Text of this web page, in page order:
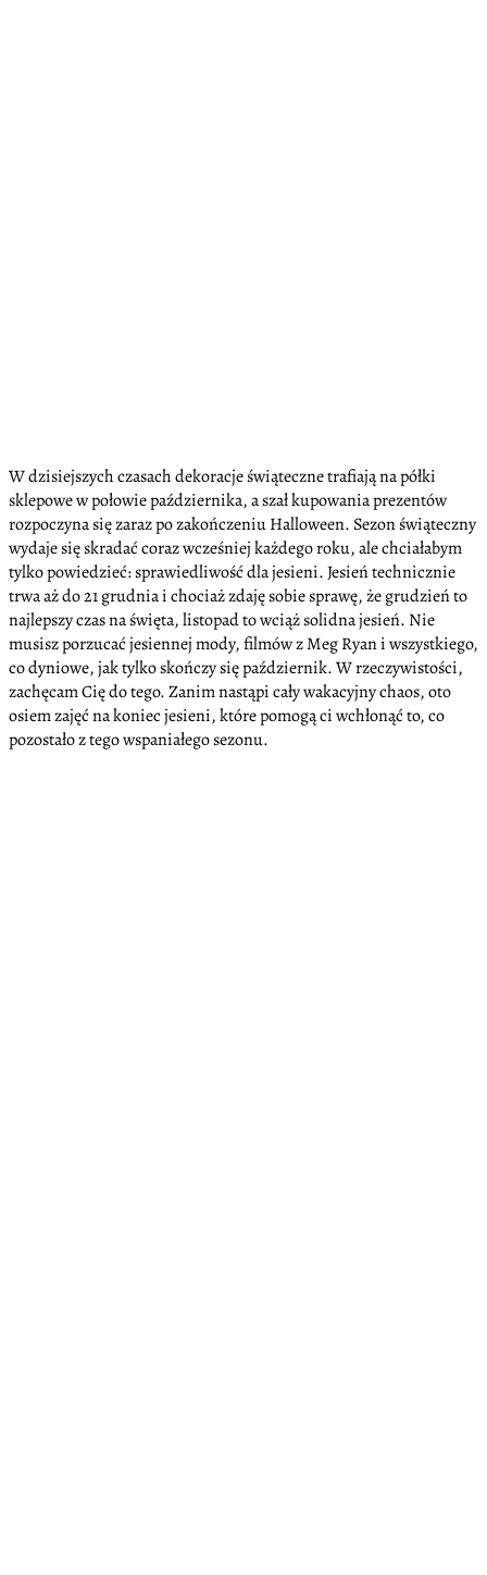
W dzisiejszych czasach dekoracje świąteczne trafiają na półki
sklepowe w połowie października, a szał kupowania prezentów
rozpoczyna się zaraz po zakończeniu Halloween. Sezon świąteczny
wydaje się skradać coraz wcześniej każdego roku, ale chciałabym
tylko powiedzieć: sprawiedliwość dla jesieni. Jesień technicznie
trwa aż do 21 grudnia i chociaż zdaję sobie sprawę, że grudzień to
najlepszy czas na święta, listopad to wciąż solidna jesień. Nie
musisz porzucać jesiennej mody, filmów z Meg Ryan i wszystkiego,
co dyniowe, jak tylko skończy się październik. W rzeczywistości,
zachęcam Cię do tego. Zanim nastąpi cały wakacyjny chaos, oto
osiem zajęć na koniec jesieni, które pomogą ci wchłonąć to, co
pozostało z tego wspaniałego sezonu.